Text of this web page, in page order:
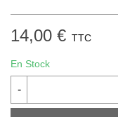
14,00 € TTC
En Stock
-